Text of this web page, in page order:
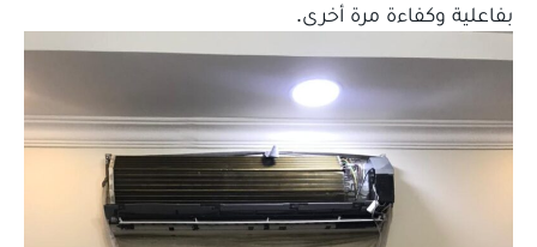
بفاعلية وكفاءة مرة أخرى.